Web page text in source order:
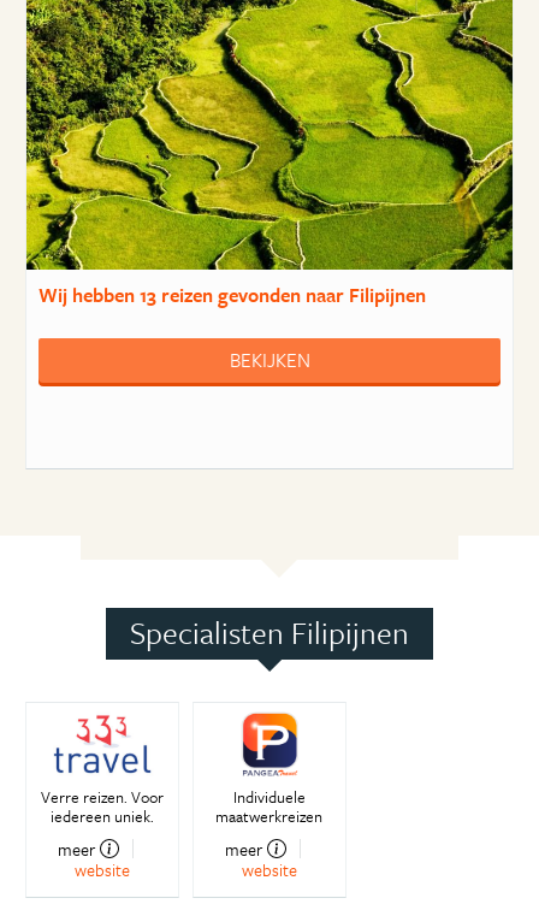
Wij hebben13 reizengevonden naar Filipijnen
BEKIJKEN
Specialisten Filipijnen
Verre reizen. Voor
iedereen uniek.
meer
website
Individuele
maatwerkreizen
meer
website